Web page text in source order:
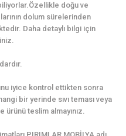
doğu ve
dolum sürelerinden
Daha detaylı bilgi için
iyice kontrol ettikten sonra
bir yerinde sıvı teması veya
teslim almayınız.